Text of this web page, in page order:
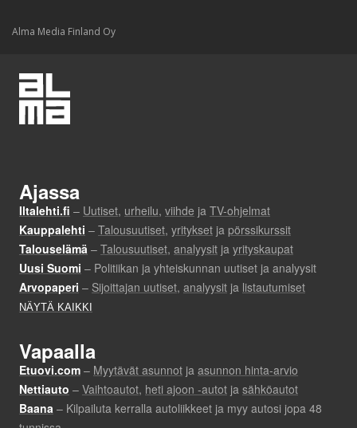
Alma Media Finland Oy